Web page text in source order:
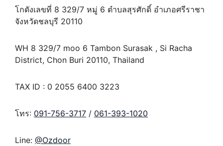
โกดังเลขที่ 8 329/7 หมู่ 6 ตำบลสุรศักดิ์ อำเภอศรีราชา
จังหวัดชลบุรี 20110
WH 8 329/7 moo 6 Tambon Surasak , Si Racha
District, Chon Buri 20110, Thailand
TAX ID : 0 2055 6400 3223
โทร: 091-756-3717 / 061-393-1020
Line: @Ozdoor